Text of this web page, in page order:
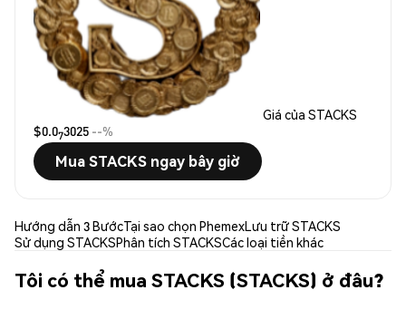
Giá của STACKS
$0.073025 --%
Mua STACKS ngay bây giờ
Hướng dẫn 3 BướcTại sao chọn PhemexLưu trữ STACKS
Sử dụng STACKSPhân tích STACKSCác loại tiền khác
Tôi có thể mua STACKS (STACKS) ở đâu?